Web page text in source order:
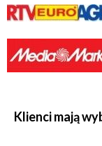
Klienci mają